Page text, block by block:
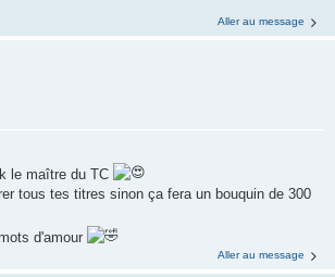
Aller au message
le maître du TC
tous tes titres sinon ça fera un bouquin de 300
d'amour
Aller au message